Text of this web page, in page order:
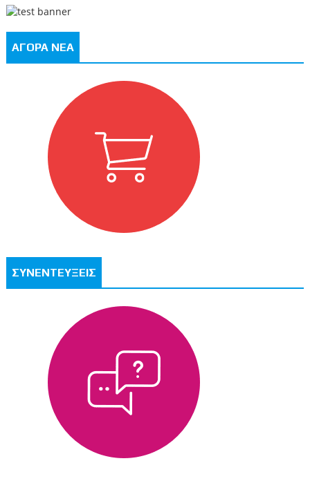
ΑΓΟΡΑ ΝΕΑ
ΣΥΝΕΝΤΕΥΞΕΙΣ